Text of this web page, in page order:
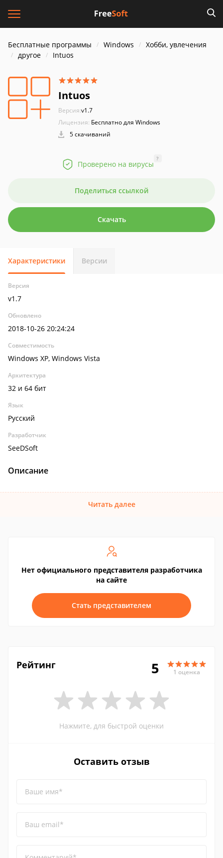
Бесплатные программы Windows
Хобби, увлечения
другое
Intuos
Intuos
Версия:v1.7
Лицензия: Бесплатно для Windows
5 скачиваний
Проверено на вирусы
?
Поделиться ссылкой
Скачать
Характеристики Версии
Версия
v1.7
Обновлено
2018-10-26 20:24:24
Совместимость
Windows XP, Windows Vista
Архитектура
32 и 64 бит
Язык
Русский
Разработчик
SeeDSoft
Описание
Читать далее
Нет официального представителя разработчика
на сайте
Стать представителем
Рейтинг 5 1 оценка
Нажмите, для быстрой оценки
Оставить отзыв
Ваше имя*
Ваш email*